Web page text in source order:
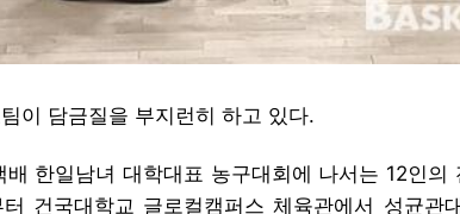
이 담금질을 부지런히 하고 있다.
한일남녀 대학대표 농구대회에 나서는 12인의
건국대학교 글로컬캠퍼스 체육관에서 성균관